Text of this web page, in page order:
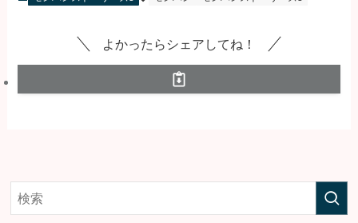
よかったらシェアしてね！